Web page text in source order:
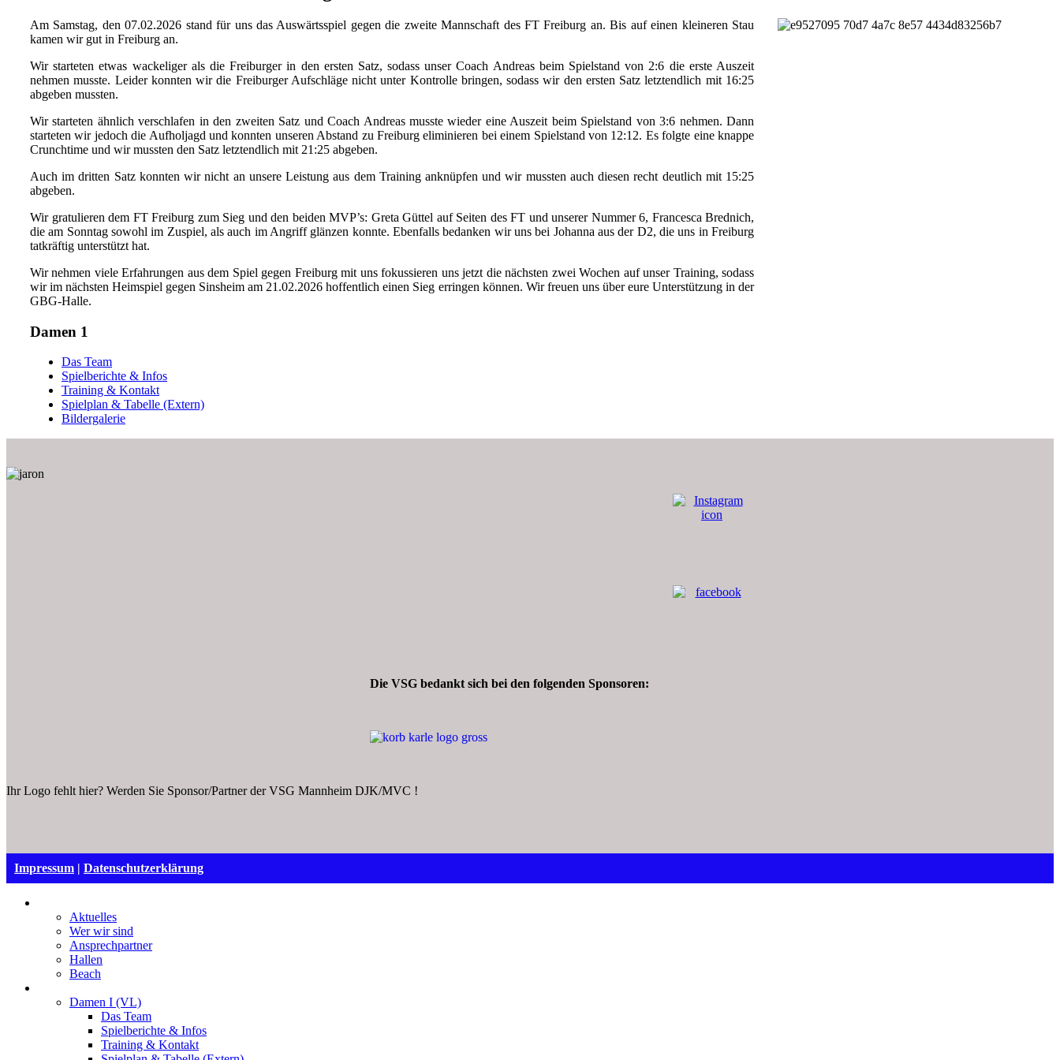
Am Samstag, den 07.02.2026 stand für uns das Auswärtsspiel gegen die zweite Mannschaft des FT Freiburg an. Bis auf einen kleineren Stau
kamen wir gut in Freiburg an.
Wir starteten etwas wackeliger als die Freiburger in den ersten Satz, sodass unser Coach Andreas beim Spielstand von 2:6 die erste Auszeit
nehmen musste. Leider konnten wir die Freiburger Aufschläge nicht unter Kontrolle bringen, sodass wir den ersten Satz letztendlich mit 16:25
abgeben mussten.
Wir starteten ähnlich verschlafen in den zweiten Satz und Coach Andreas musste wieder eine Auszeit beim Spielstand von 3:6 nehmen. Dann
starteten wir jedoch die Aufholjagd und konnten unseren Abstand zu Freiburg eliminieren bei einem Spielstand von 12:12. Es folgte eine knappe
Crunchtime und wir mussten den Satz letztendlich mit 21:25 abgeben.
Auch im dritten Satz konnten wir nicht an unsere Leistung aus dem Training anknüpfen und wir mussten auch diesen recht deutlich mit 15:25
abgeben.
Wir gratulieren dem FT Freiburg zum Sieg und den beiden MVP’s: Greta Güttel auf Seiten des FT und unserer Nummer 6, Francesca Brednich,
die am Sonntag sowohl im Zuspiel, als auch im Angriff glänzen konnte. Ebenfalls bedanken wir uns bei Johanna aus der D2, die uns in Freiburg
tatkräftig unterstützt hat.
Wir nehmen viele Erfahrungen aus dem Spiel gegen Freiburg mit uns fokussieren uns jetzt die nächsten zwei Wochen auf unser Training, sodass
wir im nächsten Heimspiel gegen Sinsheim am 21.02.2026 hoffentlich einen Sieg erringen können. Wir freuen uns über eure Unterstützung in der
GBG-Halle.
Damen 1
Das Team
Spielberichte & Infos
Training & Kontakt
Spielplan & Tabelle (Extern)
Bildergalerie
Die VSG bedankt sich bei den folgenden Sponsoren:
Ihr Logo fehlt hier? Werden Sie Sponsor/Partner der VSG Mannheim DJK/MVC !
Impressum | Datenschutzerklärung
Aktuelles
Wer wir sind
Ansprechpartner
Hallen
Beach
Damen I (VL)
Das Team
Spielberichte & Infos
Training & Kontakt